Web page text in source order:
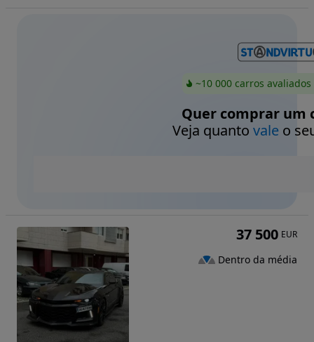
~10 000 carros
Quer comprar um
Veja quanto valeo
37 500 EUR
Dentro da média